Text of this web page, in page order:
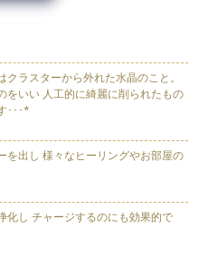
ラスターから外れた水晶のこと。
をいい 人工的に綺麗に削られたもの
･･･*
を出し 様々なヒーリングやお部屋の
化し チャージするのにも効果的で